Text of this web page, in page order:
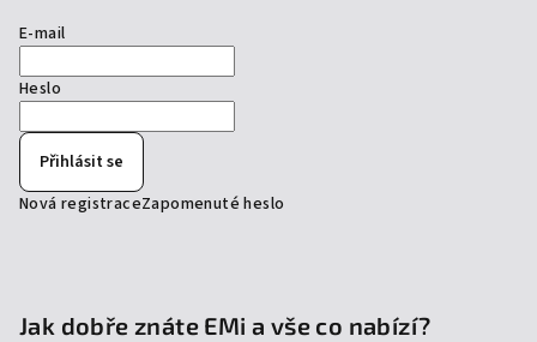
E-mail
Heslo
Přihlásit se
Nová registraceZapomenuté heslo
Jak dobře znáte EMi a vše co nabízí?